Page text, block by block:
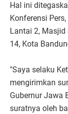
Hal ini
Konferensi
Lantai 2, Masjid
14, Kota
"Saya selaku
mengirimkan
Gubernur Jawa
suratnya oleh